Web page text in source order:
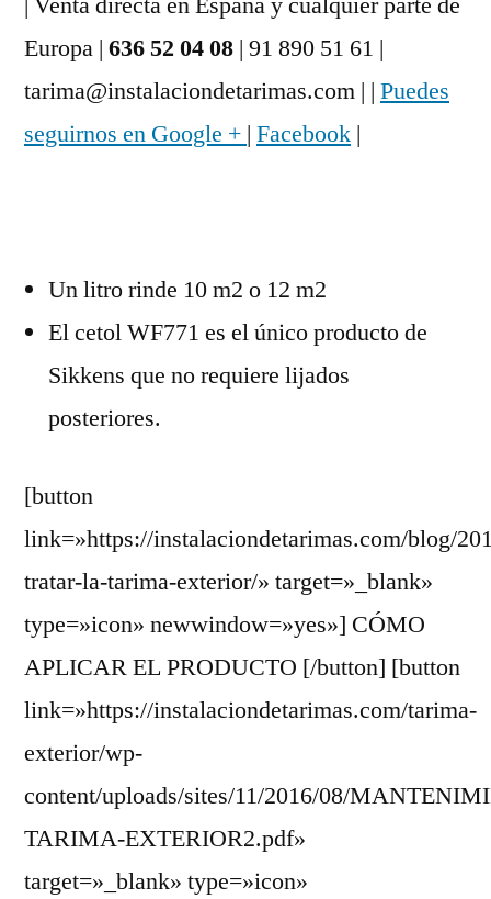
Europa | 636 52 04 08 | 91 890 51 61 |
tarima@instalaciondetarimas.com | | Puedes
seguirnos en Google + | Facebook |
Un litro rinde 10 m2 o 12 m2
El cetol WF771 es el único producto de
Sikkens que no requiere lijados
posteriores.
[button
link=»https://instalaciondetarimas.com/blog/
tratar-la-tarima-exterior/» target=»_blank»
type=»icon» newwindow=»yes»] CÓMO
APLICAR EL PRODUCTO [/button] [button
link=»https://instalaciondetarimas.com/tarima-
exterior/wp-
content/uploads/sites/11/2016/08/
TARIMA-EXTERIOR2.pdf»
target=»_blank» type=»icon»